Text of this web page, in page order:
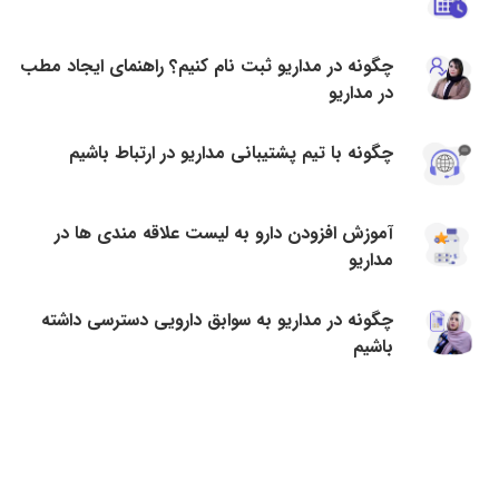
چگونه در مداریو ثبت نام کنیم؟ راهنمای ایجاد مطب
در مداریو
چگونه با تیم پشتیبانی مداریو در ارتباط باشیم
آموزش افزودن دارو به لیست علاقه مندی ها در
مداریو
چگونه در مداریو به سوابق دارویی دسترسی داشته
باشیم